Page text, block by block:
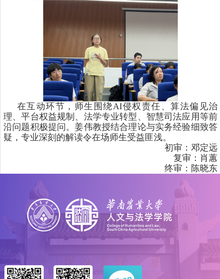
在互动环节，师生围绕AI侵权责任、算法偏见治
理、平台权益规制、法学专业转型、智慧司法应用等前
沿问题积极提问。姜伟教授结合理论与实务经验细致答
疑，专业深刻的解读令在场师生受益匪浅。
初审：邓定远
复审：肖蕙
终审：陈晓东